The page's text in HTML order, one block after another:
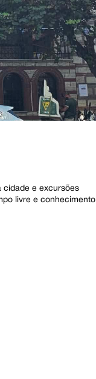
cidade e excursões
livre e conhecimento